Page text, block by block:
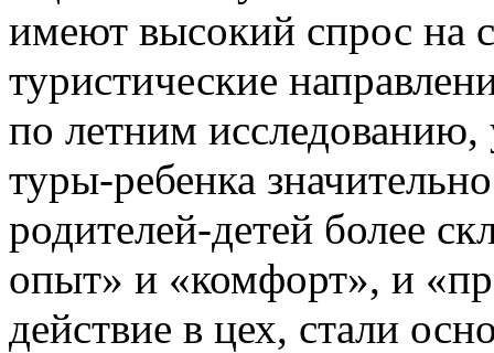
имеют высокий спрос на
туристические
по летним
туры-ребенка
родителей-детей более
опыт» и «комфорт», и
действие в цех, стали